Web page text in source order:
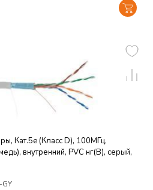
Кат.5e (Класс D), 100МГц,
внутренний, PVC нг(B), серый,
GY